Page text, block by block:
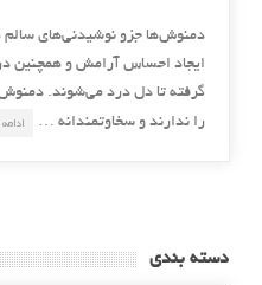
دمنوش‌ها جزو نوشیدنی‌های سالم
ایجاد احساس آرامش و همچنین
گرفته تا دل درد می‌شوند.
را ندارند و سخاوتمندانه …
دسته بندی